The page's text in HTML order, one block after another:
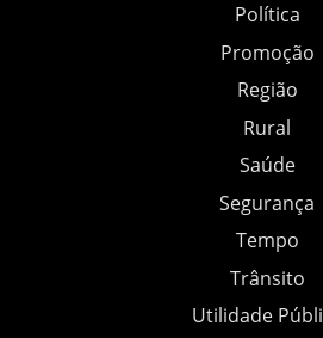
Política
Promoção
Região
Rural
Saúde
Segurança
Tempo
Trânsito
Utilidade